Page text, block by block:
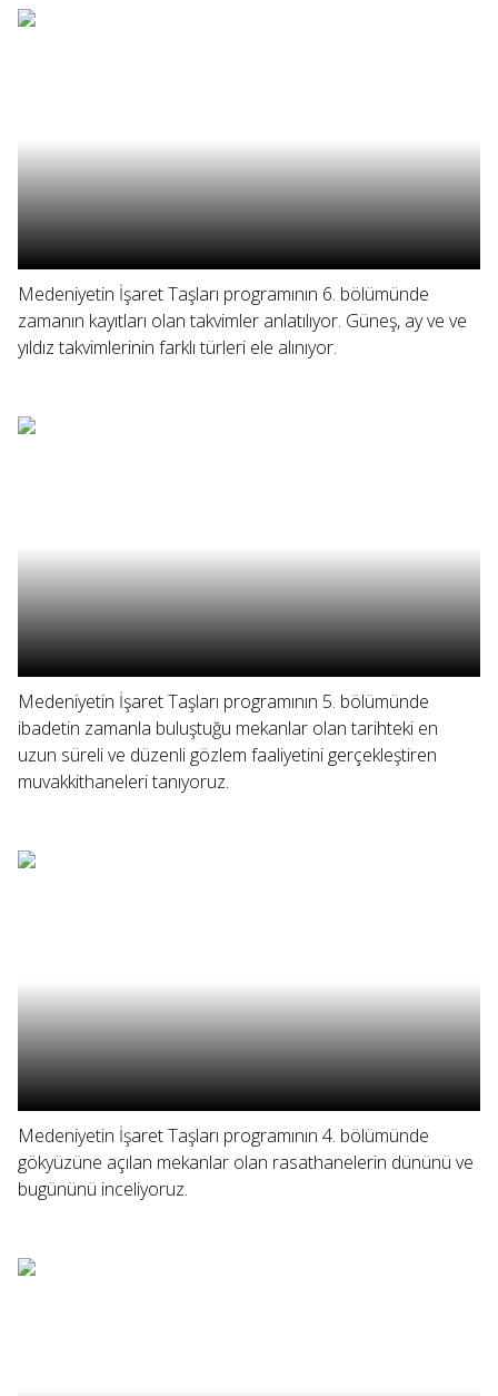
Medeniyetin İşaret Taşları programının 6. bölümünde
zamanın kayıtları olan takvimler anlatılıyor. Güneş, ay ve ve
yıldız takvimlerinin farklı türleri ele alınıyor.
Medeniyetin İşaret Taşları programının 5. bölümünde
ibadetin zamanla buluştuğu mekanlar olan tarihteki en
uzun süreli ve düzenli gözlem faaliyetini gerçekleştiren
muvakkithaneleri tanıyoruz.
Medeniyetin İşaret Taşları programının 4. bölümünde
gökyüzüne açılan mekanlar olan rasathanelerin dününü ve
bugününü inceliyoruz.